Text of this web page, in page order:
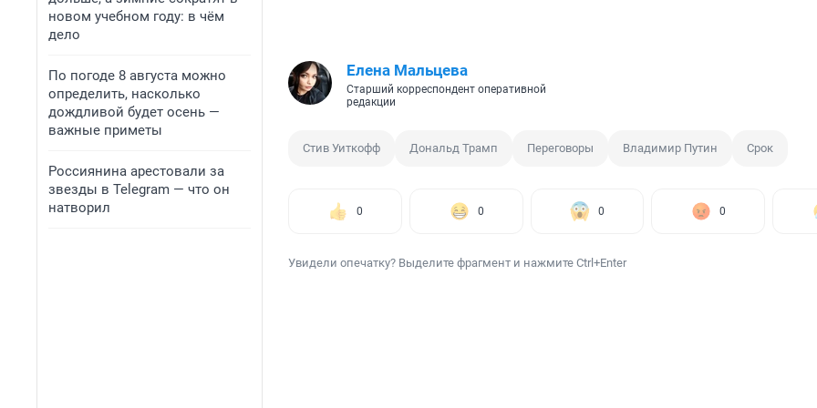
новом учебном году: в чём
дело
По погоде 8 августа можно
определить, насколько
дождливой будет осень —
важные приметы
Россиянина арестовали за
звезды в Telegram — что он
натворил
Елена Мальцева
Старший корреспондент оперативной
редакции
Стив Уиткофф Дональд Трамп Переговоры Владимир Путин Срок
0 0 0 0
Увидели опечатку? Выделите фрагмент и нажмите Ctrl+Enter